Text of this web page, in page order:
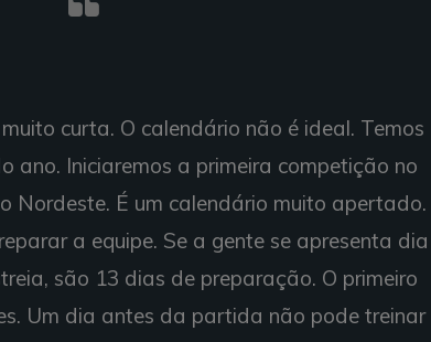
curta. O calendário não é ideal. Temos
ano. Iniciaremos a primeira competição no
Nordeste. É um calendário muito apertado.
a equipe. Se a gente se apresenta dia
são 13 dias de preparação. O primeiro
Um dia antes da partida não pode treinar